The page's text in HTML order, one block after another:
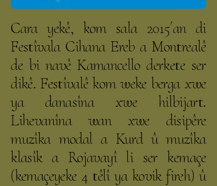
Cara yekê, kom sala 2015´an di
Festîvala Cihana Ereb a Montrealê
de bi navê Kamancello derkete ser
dikê. Festîvalê kom weke berga xwe
ya danasîna xwe hilbijart.
Lihevanîna wan xwe disipêre
muzîka modal a Kurd û muzîka
klasîk a Rojavayî li ser kemaçe
(kemaçeyeke 4 têlî ya kovik fireh) û